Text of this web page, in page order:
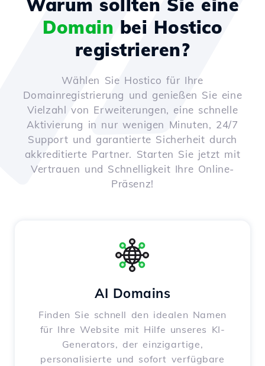
Warum sollten Sie eine
Domain bei Hostico
registrieren?
Wählen Sie Hostico für Ihre
Domainregistrierung und genießen Sie eine
Vielzahl von Erweiterungen, eine schnelle
Aktivierung in nur wenigen Minuten, 24/7
Support und garantierte Sicherheit durch
akkreditierte Partner. Starten Sie jetzt mit
Vertrauen und Schnelligkeit Ihre Online-
Präsenz!
AI Domains
Finden Sie schnell den idealen Namen
für Ihre Website mit Hilfe unseres KI-
Generators, der einzigartige,
personalisierte und sofort verfügbare